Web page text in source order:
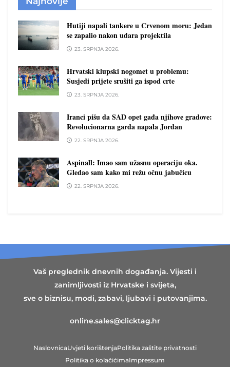
Hutiji napali tankere u Crvenom moru: Jedan
se zapalio nakon udara projektila
23. SRPNJA 2026.
Hrvatski klupski nogomet u problemu:
Susjedi prijete srušiti ga ispod crte
23. SRPNJA 2026.
Iranci pišu da SAD opet gađa njihove gradove:
Revolucionarna garda napala Jordan
22. SRPNJA 2026.
Aspinall: Imao sam užasnu operaciju oka.
Gledao sam kako mi režu očnu jabučicu
22. SRPNJA 2026.
Vaš preglednik dnevnih događanja. Vijesti i
zanimljivosti iz Hrvatske i svijeta,
sve o biznisu, modi, zabavi, ljubavi i putovanjima.
online.sales@clicktag.hr
NaslovnicaUvjeti korištenjaPolitika zaštite privatnosti
Politika o kolačićimaImpressum